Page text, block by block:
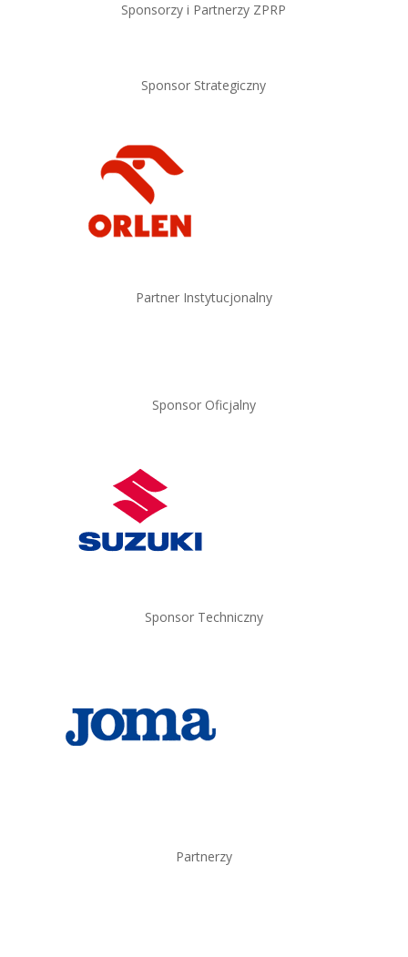
Sponsorzy i Partnerzy ZPRP
Sponsor Strategiczny
Partner Instytucjonalny
Sponsor Oficjalny
Sponsor Techniczny
Partnerzy